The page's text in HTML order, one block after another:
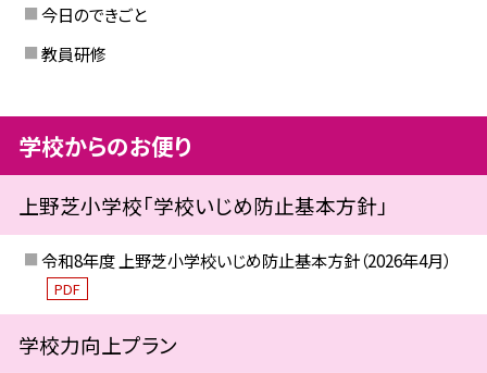
今日のできごと
教員研修
学校からのお便り
上野芝小学校「学校いじめ防止基本方針」
令和8年度 上野芝小学校いじめ防止基本方針（2026年4月）
PDF
学校力向上プラン